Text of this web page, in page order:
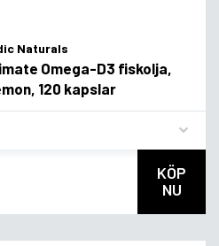
Naturals
Omega-D3 fiskolja,
120 kapslar
KÖP
NU